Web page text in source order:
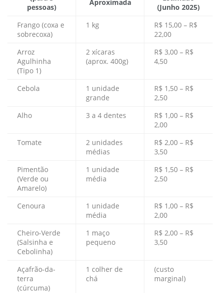
pessoas)
Aproximada
(Junho 2025)
Frango (coxa e
sobrecoxa)
1 kg
R$ 15,00 – R$
22,00
Arroz
Agulhinha
(Tipo 1)
2 xícaras
(aprox. 400g)
R$ 3,00 – R$
4,50
Cebola
1 unidade
grande
R$ 1,50 – R$
2,50
Alho
3 a 4 dentes
R$ 1,00 – R$
2,00
Tomate
2 unidades
médias
R$ 2,00 – R$
3,50
Pimentão
(Verde ou
Amarelo)
1 unidade
média
R$ 1,50 – R$
2,50
Cenoura
1 unidade
média
R$ 1,00 – R$
2,00
Cheiro-Verde
(Salsinha e
Cebolinha)
1 maço
pequeno
R$ 2,00 – R$
3,50
Açafrão-da-
terra
(cúrcuma)
1 colher de
chá
(custo
marginal)